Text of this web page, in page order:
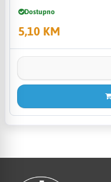
Dostupno
5,10 KM